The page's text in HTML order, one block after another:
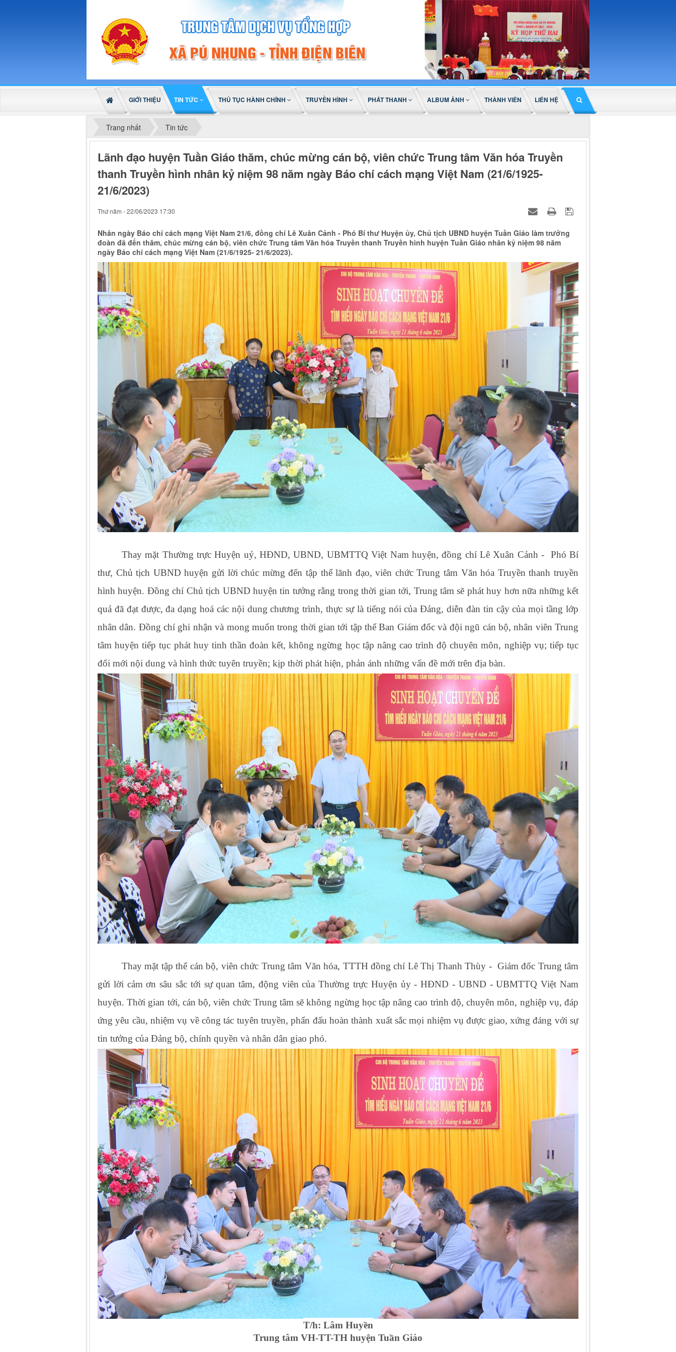
GIỚI THIỆU TIN TỨC THỦ TỤC HÀNH CHÍNH TRUYỀN HÌNH PHÁT THANH ALBUM ẢNH THÀNH VIÊN LIÊN HỆ
Trang nhất Tin tức
Lãnh đạo huyện Tuần Giáo thăm, chúc mừng cán bộ, viên chức Trung tâm Văn hóa Truyền
thanh Truyền hình nhân kỷ niệm 98 năm ngày Báo chí cách mạng Việt Nam (21/6/1925-
21/6/2023)
Thứ năm - 22/06/2023 17:30
Nhân ngày Báo chí cách mạng Việt Nam 21/6, đồng chí Lê Xuân Cảnh - Phó Bí thư Huyện ủy, Chủ tịch UBND huyện Tuần Giáo làm trưởng
đoàn đã đến thăm, chúc mừng cán bộ, viên chức Trung tâm Văn hóa Truyền thanh Truyền hình huyện Tuần Giáo nhân kỷ niệm 98 năm
ngày Báo chí cách mạng Việt Nam (21/6/1925- 21/6/2023).
Thay mặt Thường trực Huyện uỷ, HĐND, UBND, UBMTTQ Việt Nam huyện,đồng chí Lê Xuân Cảnh - Phó Bí
thư, Chủ tịch UBND huyện gửi lời chúc mừng đến tập thể lãnh đạo, viên chức Trung tâm Văn hóa Truyền thanh truyền
hình huyện. Đồng chí Chủ tịch UBND huyện tin tưởng rằng trong thời gian tới, Trung tâm sẽ phát huy hơn nữa những kết
quả đã đạt được, đa dạng hoá các nội dung chương trình, thực sự là tiếng nói của Đảng, diễn đàn tin cậy của mọi tầng lớp
nhân dân. Đồng chí ghi nhận và mong muốn trong thời gian tới tập thể Ban Giám đốc và đội ngũ cán bộ, nhân viên Trung
tâm huyện tiếp tục phát huy tinh thần đoàn kết, không ngừng học tập nâng cao trình độ chuyên môn, nghiệp vụ; tiếp tục
đổi mới nội dung và hình thức tuyên truyền; kịp thời phát hiện, phản ánh những vấn đề mới trên địa bàn.
Thay mặt tập thể cán bộ, viên chức Trung tâm Văn hóa, TTTH đồng chí Lê Thị Thanh Thùy - Giám đốc Trung tâm
gửi lời cảm ơn sâu sắc tới sự quan tâm, động viên của Thường trực Huyện ủy - HĐND - UBND - UBMTTQ Việt Nam
huyện. Thời gian tới, cán bộ, viên chức Trung tâm sẽ không ngừng học tập nâng cao trình độ, chuyên môn, nghiệp vụ, đáp
ứng yêu cầu, nhiệm vụ về công tác tuyên truyền, phấn đấu hoàn thành xuất sắc mọi nhiệm vụ được giao, xứng đáng với sự
tin tưởng của Đảng bộ, chính quyền và nhân dân giao phó.
T/h: Lâm Huyền
Trung tâm VH-TT-TH huyện Tuần Giáo